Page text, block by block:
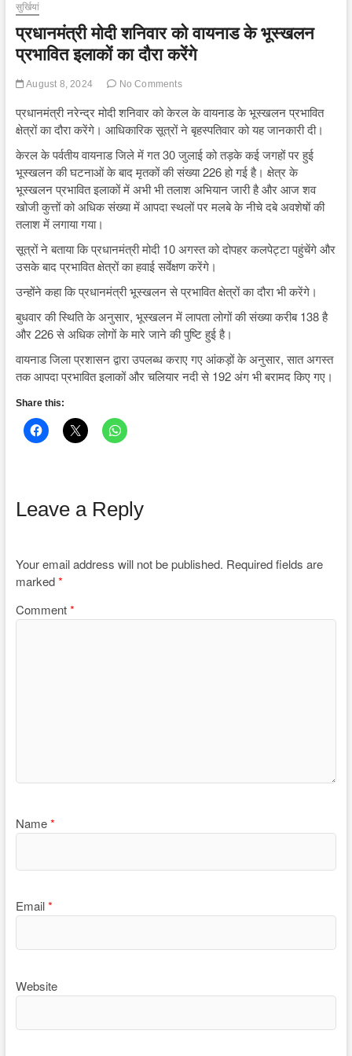
सुर्खियां
प्रधानमंत्री मोदी शनिवार को वायनाड के भूस्खलन
प्रभावित इलाकों का दौरा करेंगे
August 8, 2024 No Comments
प्रधानमंत्री नरेन्द्र मोदी शनिवार को केरल के वायनाड के भूस्खलन प्रभावित
क्षेत्रों का दौरा करेंगे। आधिकारिक सूत्रों ने बृहस्पतिवार को यह जानकारी दी।
केरल के पर्वतीय वायनाड जिले में गत 30 जुलाई को तड़के कई जगहों पर हुई
भूस्खलन की घटनाओं के बाद मृतकों की संख्या 226 हो गई है। क्षेत्र के
भूस्खलन प्रभावित इलाकों में अभी भी तलाश अभियान जारी है और आज शव
खोजी कुत्तों को अधिक संख्या में आपदा स्थलों पर मलबे के नीचे दबे अवशेषों की
तलाश में लगाया गया।
सूत्रों ने बताया कि प्रधानमंत्री मोदी 10 अगस्त को दोपहर कलपेट्टा पहुंचेंगे और
उसके बाद प्रभावित क्षेत्रों का हवाई सर्वेक्षण करेंगे।
उन्होंने कहा कि प्रधानमंत्री भूस्खलन से प्रभावित क्षेत्रों का दौरा भी करेंगे।
बुधवार की स्थिति के अनुसार, भूस्खलन में लापता लोगों की संख्या करीब 138 है
और 226 से अधिक लोगों के मारे जाने की पुष्टि हुई है।
वायनाड जिला प्रशासन द्वारा उपलब्ध कराए गए आंकड़ों के अनुसार, सात अगस्त
तक आपदा प्रभावित इलाकों और चलियार नदी से 192 अंग भी बरामद किए गए।
Share this:
Leave a Reply
Your email address will not be published. Required fields are
marked*
Comment*
Name*
Email*
Website